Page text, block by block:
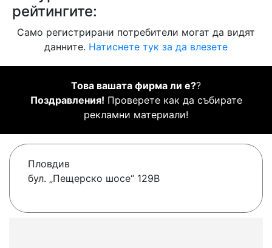
рейтингите:
Само регистрирани потребители могат да видят
данните. Натиснете тук за да влезете
Това вашата фирма ли е??
Поздравления! Проверете как да събирате
рекламни материали!
Пловдив
бул. „Пещерско шосе“ 129В